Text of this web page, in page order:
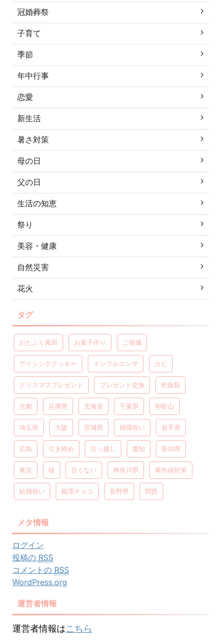
冠婚葬祭
子育て
季節
年中行事
恋愛
新生活
暑さ対策
母の日
父の日
生活の知恵
祭り
美容・健康
自然災害
花火
タグ
おたふく風邪 お菓子作り ご祝儀
アイシングクッキー インフルエンザ カビ
クリスマスプレゼント プレゼント交換 乾燥肌
京都 兵庫県 北海道 千葉県 和歌山
埼玉県 大阪 宮城県 就職祝い 岩手県
広島 引き締め 引っ越し 愛知 新潟県
東京 桜 甘くない 神奈川県 紫外線対策
結婚祝い 義理チョコ 長野県 関西
メタ情報
ログイン
投稿の RSS
コメントの RSS
WordPress.org
運営者情報
運営者情報はこちら